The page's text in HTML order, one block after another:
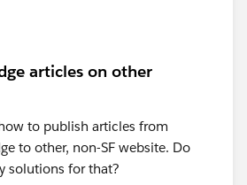
articles on other
to publish articles from
to other, non-SF website. Do
solutions for that?